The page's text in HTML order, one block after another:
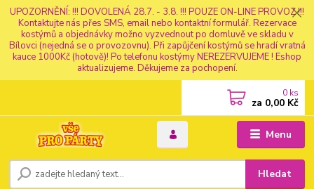
UPOZORNĚNÍ: !!! DOVOLENÁ 28.7. - 3.8. !!! POUZE ON-LINE PROVOZ !!!
Kontaktujte nás přes SMS, email nebo kontaktní formulář. Rezervace
kostýmů a objednávky možno vyzvednout po domluvě ve skladu v
Bílovci (nejedná se o provozovnu). Při zapůjčení kostýmů se hradí vratná
kauce 1000Kč (hotově)! Po telefonu kostýmy NEREZERVUJEME ! Eshop
aktualizujeme. Děkujeme za pochopení.
Menu
Hledat
0 ks
za 0,00 Kč